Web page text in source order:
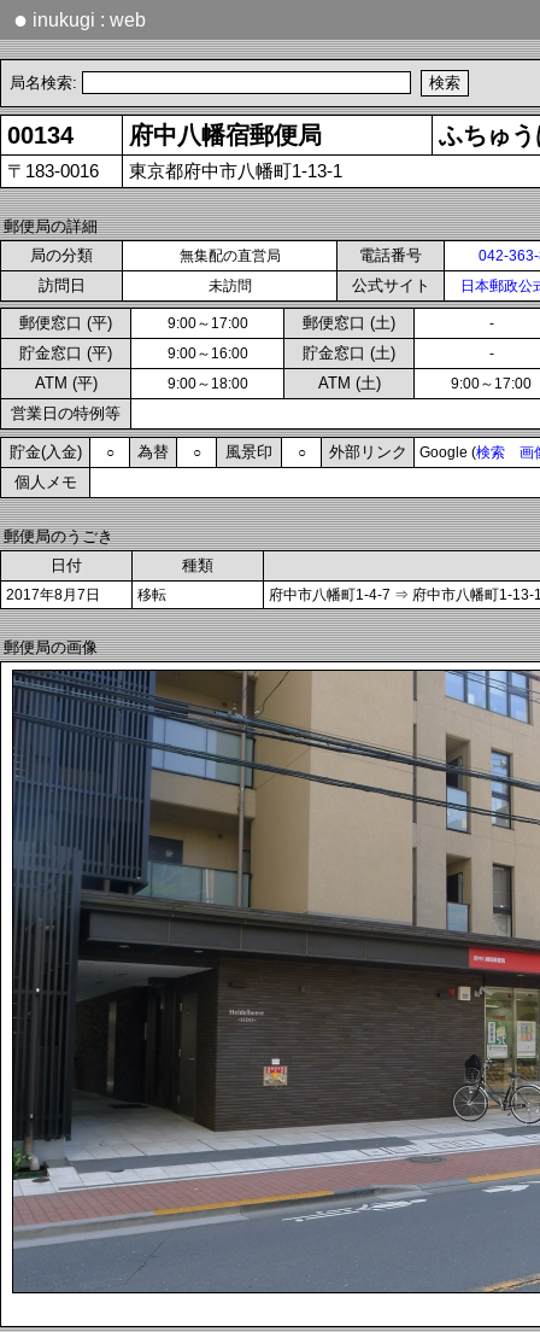
● inukugi : web
局名検索:
00134 府中八幡宿郵便局 ふちゅ
〒183-0016 東京都府中市八幡町1-13-1
郵便局の詳細
局の分類
無集配の直営局 電話番号 042-
訪問日 未訪問 公式サイト 日本郵政公
郵便窓口 (平) 9:00～17:00 郵便窓口 (土) -
貯金窓口 (平) 9:00～16:00 貯金窓口 (土) -
ATM (平) 9:00～18:00 ATM (土) 9:00～17:00
営業日の特例等
貯金(入金) ○ 為替 ○ 風景印 ○ 外部リンク Google (検索 画
個人メモ
郵便局のうごき
日付
種類
2017年8月7日 移転 府中市八幡町1-4-7 ⇒ 府中市八幡町1-13-
郵便局の画像